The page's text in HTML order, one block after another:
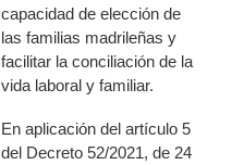
capacidad de elección de
las familias madrileñas y
facilitar la conciliación de la
vida laboral y familiar.
En aplicación del artículo 5
del Decreto 52/2021, de 24